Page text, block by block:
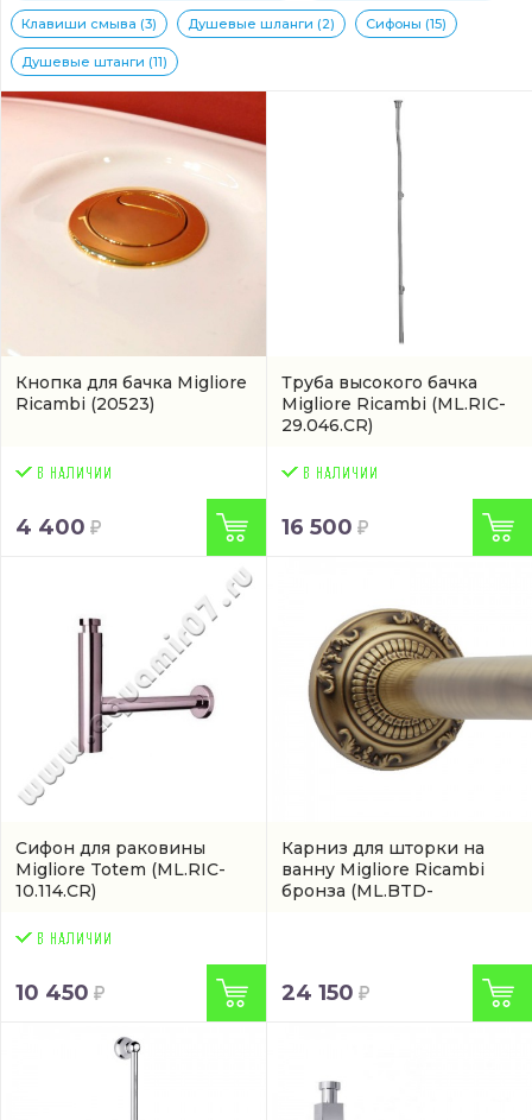
Клавиши смыва (3) Душевые шланги (2) Сифоны (15)
Душевые штанги (11)
Кнопка для бачка Migliore
Ricambi (20523)
4 400
Труба высокого бачка
Migliore Ricambi (ML.RIC-
29.046.CR)
16 500
Сифон для раковины
Migliore Totem (ML.RIC-
10.114.CR)
10 450
Карниз для шторки на
ванну Migliore Ricambi
бронза (ML.BTD-
24 150